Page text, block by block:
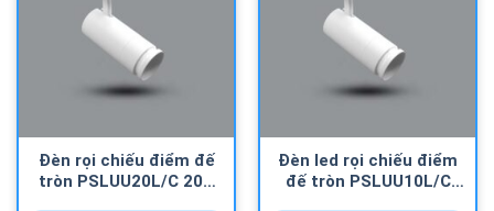
Đèn rọi chiếu điểm đế
tròn PSLUU20L/C 20w
Đèn led rọi chiếu điểm
đế tròn PSLUU10L/C